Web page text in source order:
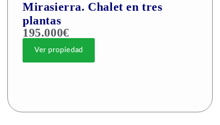
Mirasierra. Chalet en tres
plantas
195.000€
Ver propiedad